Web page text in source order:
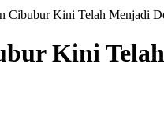
Cibubur Kini Telah Menjadi
Kini